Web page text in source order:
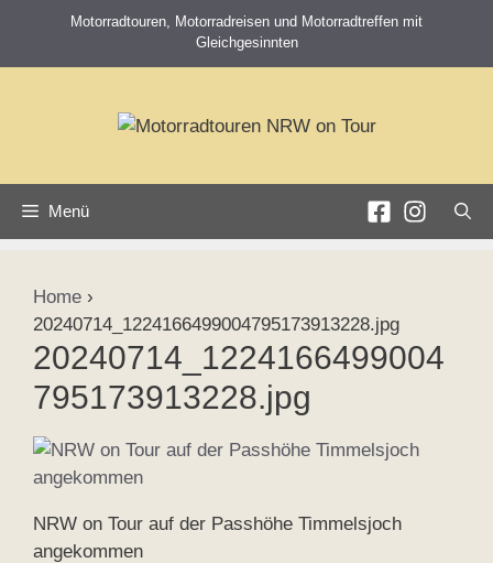
springen
Motorradtouren, Motorradreisen und Motorradtreffen mit
Gleichgesinnten
Menü
Home ›
20240714_1224166499004795173913228.jpg
20240714_1224166499004
795173913228.jpg
NRW on Tour auf der Passhöhe Timmelsjoch
angekommen